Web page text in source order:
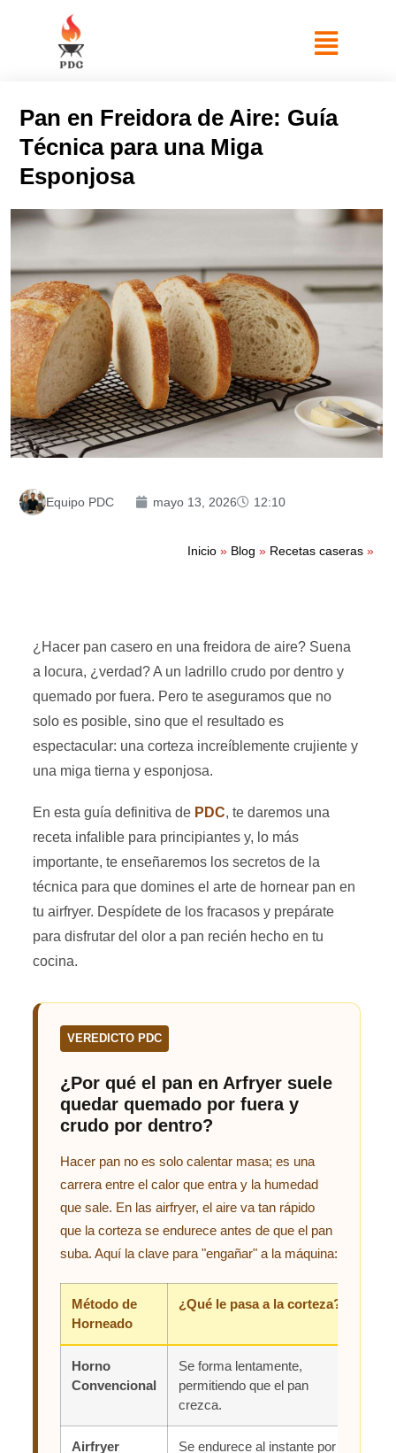
Pan en Freidora de Aire: Guía
Técnica para una Miga
Esponjosa
Equipo PDC mayo 13, 2026 12:10
Inicio » Blog » Recetas caseras »
¿Hacer pan casero en una freidora de aire? Suena
a locura, ¿verdad? A un ladrillo crudo por dentro y
quemado por fuera. Pero te aseguramos que no
solo es posible, sino que el resultado es
espectacular: una corteza increíblemente crujiente y
una miga tierna y esponjosa.
En esta guía definitiva de PDC, te daremos una
receta infalible para principiantes y, lo más
importante, te enseñaremos los secretos de la
técnica para que domines el arte de hornear pan en
tu airfryer. Despídete de los fracasos y prepárate
para disfrutar del olor a pan recién hecho en tu
cocina.
VEREDICTO PDC
¿Por qué el pan en Arfryer suele
quedar quemado por fuera y
crudo por dentro?
Hacer pan no es solo calentar masa; es una
carrera entre el calor que entra y la humedad
que sale. En las airfryer, el aire va tan rápido
que la corteza se endurece antes de que el pan
suba. Aquí la clave para "engañar" a la máquina:
Método de
Horneado
¿Qué le pasa a la corteza?
Horno
Convencional
Se forma lentamente,
permitiendo que el pan
crezca.
Airfryer
Se endurece al instante por